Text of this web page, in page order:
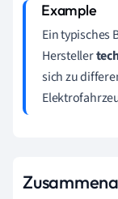
Ein typisches
Hersteller
sich zu